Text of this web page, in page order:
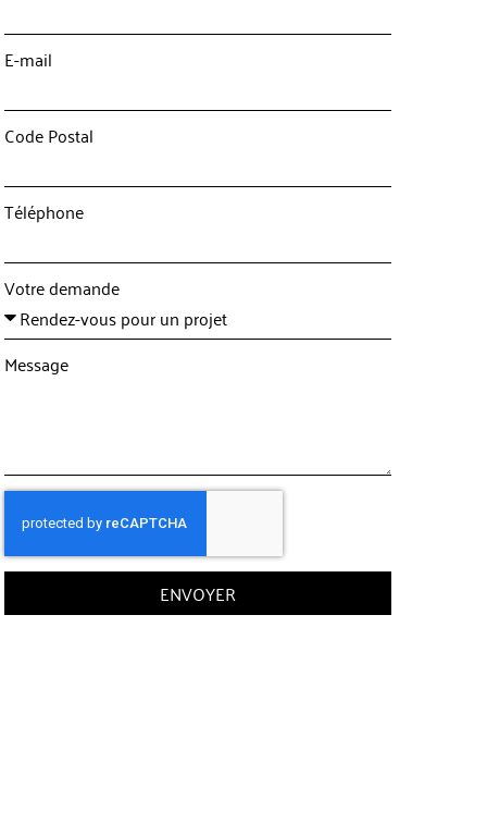
E-mail
Code Postal
Téléphone
Votre demande
Message
ENVOYER